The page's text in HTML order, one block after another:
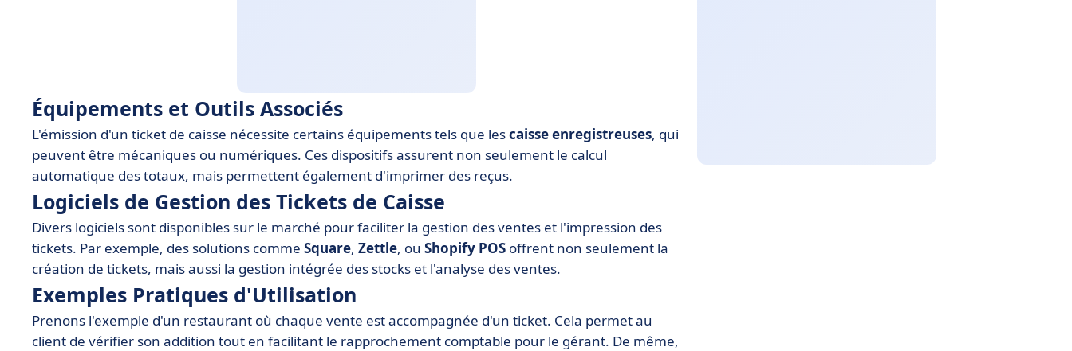
Équipements et Outils Associés
L'émission d'un ticket de caisse nécessite certains équipements tels que lescaisse enregistreuses, qui
peuvent être mécaniques ou numériques. Ces dispositifs assurent non seulement le calcul
automatique des totaux, mais permettent également d'imprimer des reçus.
Logiciels de Gestion des Tickets de Caisse
Divers logiciels sont disponibles sur le marché pour faciliter la gestion des ventes et l'impression des
tickets. Par exemple, des solutions comme Square, Zettle, ou Shopify POS offrent non seulement la
création de tickets, mais aussi la gestion intégrée des stocks et l'analyse des ventes.
Exemples Pratiques d'Utilisation
Prenons l'exemple d'un restaurant où chaque vente est accompagnée d'un ticket. Cela permet au
client de vérifier son addition tout en facilitant le rapprochement comptable pour le gérant. De même,